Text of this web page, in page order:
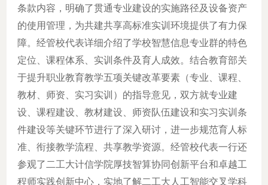
条款内容，明确了贯通专业建设的实施路径及设备资产
的使用管理，为共建共享高标准实训环境提供了有力保
障。经管校代表详细介绍了学校智慧信息专业群的特色
定位、课程体系、实训条件及育人成效。结合教育部关
于提升职业教育教学五项关键改革要素（专业、课程、
教材、师资、实习实训）的指导意见，双方就专业建
设、课程建设、教材建设、师资队伍建设和实习实训条
件建设等关键环节进行了深入研讨，进一步规范育人标
准、衔接教学流程、共享教学资源。经管校代表一行还
参观了二工大计信学院厚技智算协同创新平台和卓越工
程师实践创新中心，实地了解二工大人工智能交叉学科